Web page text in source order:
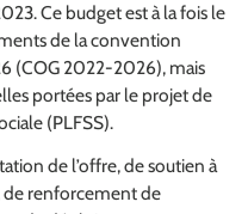
Ce budget est à la fois le
de la convention
(COG 2022-2026), mais
portées par le projet de
(PLFSS).
de l’offre, de soutien à
de renforcement de